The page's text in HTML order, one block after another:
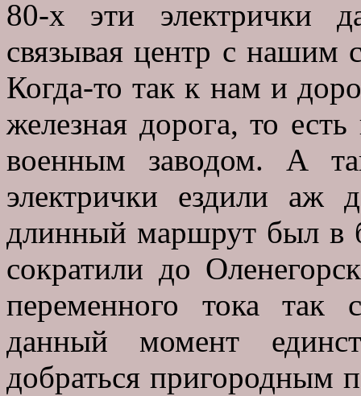
80-х эти электрички
связывая центр с нашим
Когда-то так к нам и
железная дорога, то
военным заводом. А
электрички ездили аж
длинный маршрут был в
сократили до
переменного тока так
данный момент
добраться пригородным